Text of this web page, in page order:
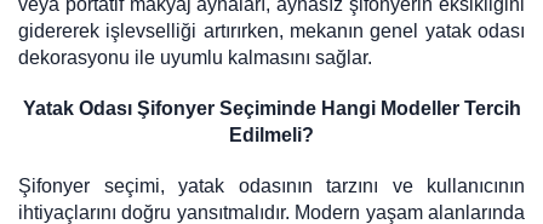
gidererek işlevselliği artırırken, mekanın genel yatak odası
dekorasyonu ile uyumlu kalmasını sağlar.
Yatak Odası Şifonyer Seçiminde Hangi Modeller Tercih
Edilmeli?
Şifonyer seçimi, yatak odasının tarzını ve kullanıcının
ihtiyaçlarını doğru yansıtmalıdır. Modern yaşam alanlarında